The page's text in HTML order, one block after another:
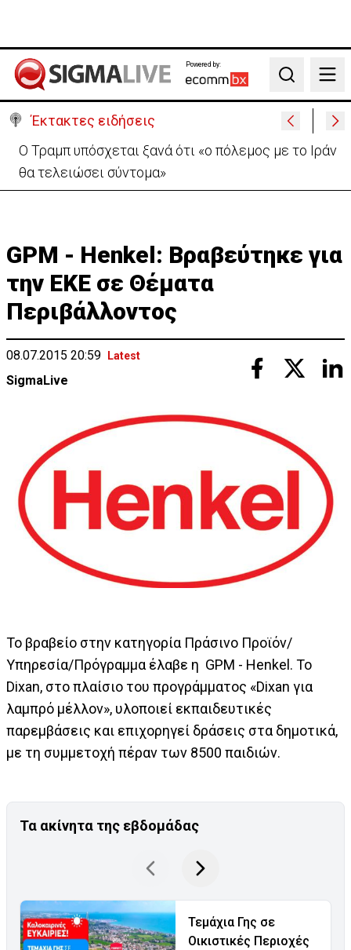
Powered by:
Search
Έκτακτες ειδήσεις
Ο Τραμπ υπόσχεται ξανά ότι «ο πόλεμος με το Ιράν
θα τελειώσει σύντομα»
GPM - Henkel: Βραβεύτηκε για
την ΕΚΕ σε Θέματα
Περιβάλλοντος
08.07.2015 20:59 Latest
SigmaLive
Το βραβείο στην κατηγορία Πράσινο Προϊόν/
Υπηρεσία/Πρόγραμμα έλαβε η GPM - Henkel. Το
Dixan, στο πλαίσιο του προγράμματος «Dixan για
λαμπρό μέλλον», υλοποιεί εκπαιδευτικές
παρεμβάσεις και επιχορηγεί δράσεις στα δημοτικά,
με τη συμμετοχή πέραν των 8500 παιδιών.
Τα ακίνητα της εβδομάδας
Τεμάχια Γης σε
Οικιστικές Περιοχές